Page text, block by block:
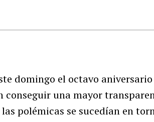
domingo el octavo
conseguir una mayor
polémicas se sucedían en